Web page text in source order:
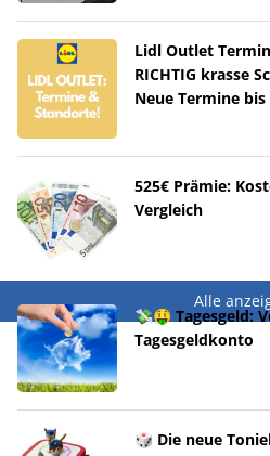
Lidl Outlet
RICHTIG krasse
Neue Termine bis
525€ Prämie:
Vergleich
Alle
💸🤑 Tagesgeld:
Tagesgeldkonto
🎲 Die neue